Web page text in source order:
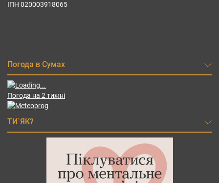
ІПН 020003918065
Погода в Сумах
Погода на 2 тижні
ТИ`ЯК?